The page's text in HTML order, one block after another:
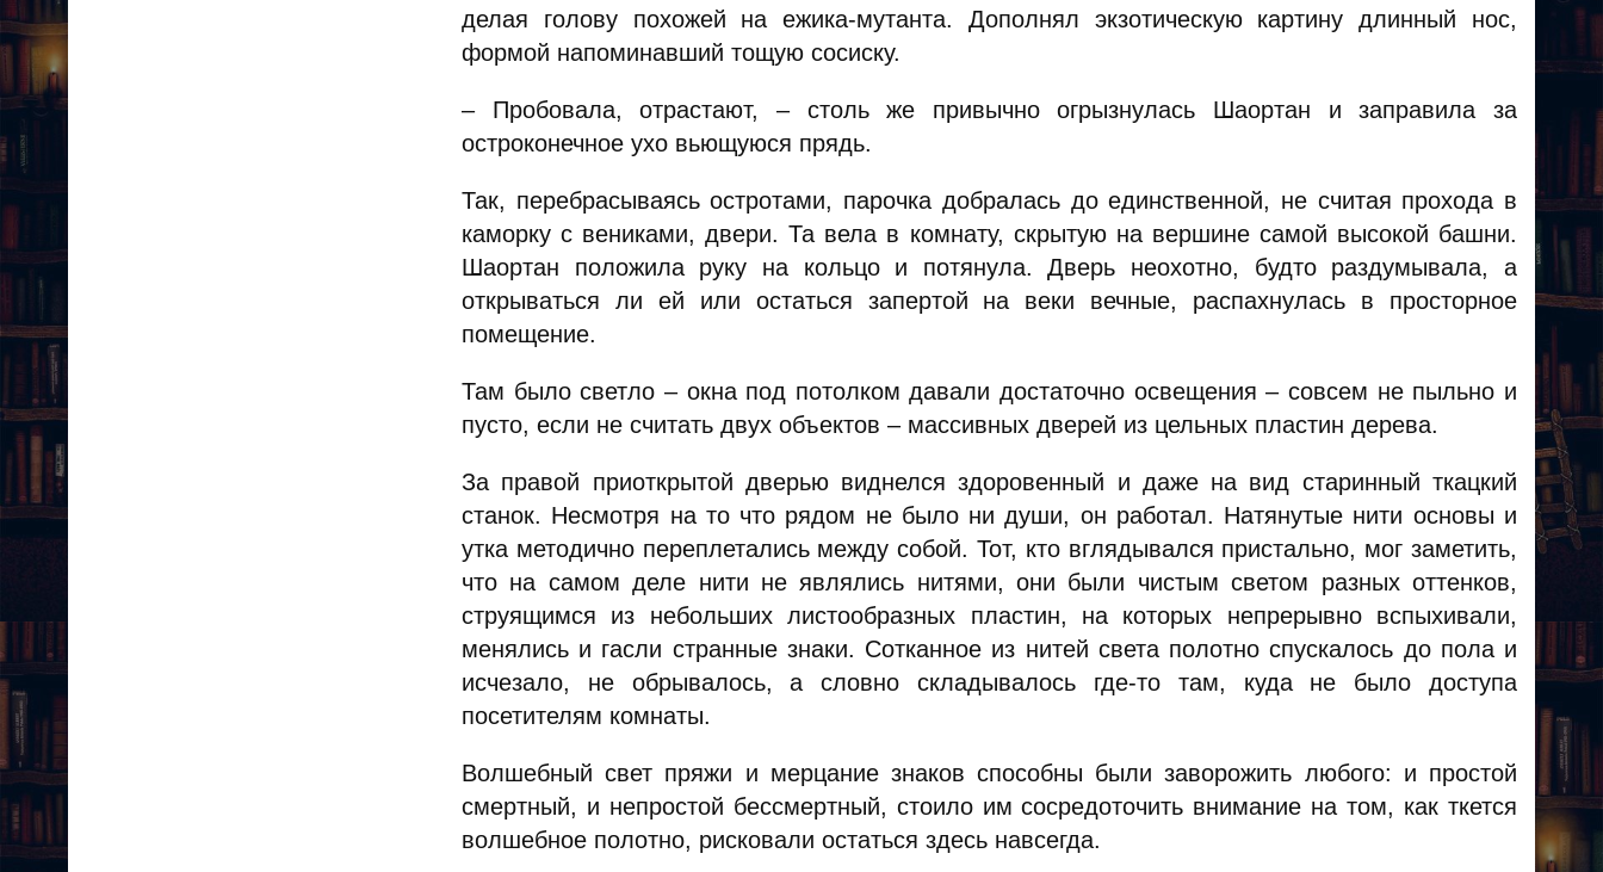
делая голову похожей на ежика-мутанта. Дополнял экзотическую картину длинный нос,
формой напоминавший тощую сосиску.
– Пробовала, отрастают, – столь же привычно огрызнулась Шаортан и заправила за
остроконечное ухо вьющуюся прядь.
Так, перебрасываясь остротами, парочка добралась до единственной, не считая прохода в
каморку с вениками, двери. Та вела в комнату, скрытую на вершине самой высокой башни.
Шаортан положила руку на кольцо и потянула. Дверь неохотно, будто раздумывала, а
открываться ли ей или остаться запертой на веки вечные, распахнулась в просторное
помещение.
Там было светло – окна под потолком давали достаточно освещения – совсем не пыльно и
пусто, если не считать двух объектов – массивных дверей из цельных пластин дерева.
За правой приоткрытой дверью виднелся здоровенный и даже на вид старинный ткацкий
станок. Несмотря на то что рядом не было ни души, он работал. Натянутые нити основы и
утка методично переплетались между собой. Тот, кто вглядывался пристально, мог заметить,
что на самом деле нити не являлись нитями, они были чистым светом разных оттенков,
струящимся из небольших листообразных пластин, на которых непрерывно вспыхивали,
менялись и гасли странные знаки. Сотканное из нитей света полотно спускалось до пола и
исчезало, не обрывалось, а словно складывалось где-то там, куда не было доступа
посетителям комнаты.
Волшебный свет пряжи и мерцание знаков способны были заворожить любого: и простой
смертный, и непростой бессмертный, стоило им сосредоточить внимание на том, как ткется
волшебное полотно, рисковали остаться здесь навсегда.